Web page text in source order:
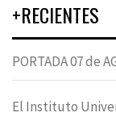
+RECIENTES
PORTADA 07 de
El Instituto